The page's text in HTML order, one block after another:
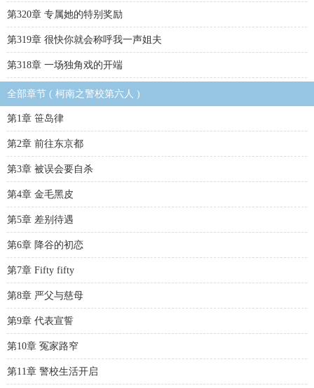
第320章 专属她的特别奖励
第319章 很快你就会称呼我一声姐夫
第318章 一场独角戏的开端
全部章节 ( 柯南之警校第六人 )
第1章 笹岛律
第2章 前往东京都
第3章 被误会要自杀
第4章 金毛黑皮
第5章 差别待遇
第6章 降谷的初恋
第7章 Fifty fifty
第8章 严父与慈母
第9章 代表宣誓
第10章 冤家路窄
第11章 警校生活开启